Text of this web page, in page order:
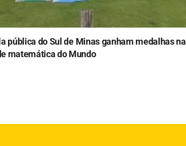
pública do Sul de Minas ganham medalhas na
matemática do Mundo